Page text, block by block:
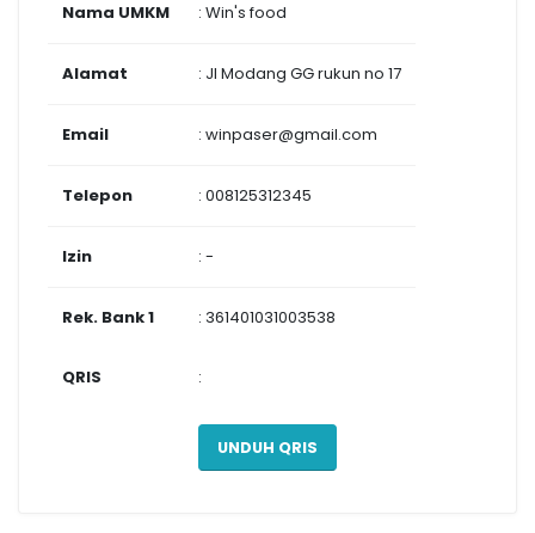
Nama UMKM
: Win's food
Alamat : Jl Modang GG rukun no 17
Email : winpaser@gmail.com
Telepon : 008125312345
Izin : -
Rek. Bank 1 : 361401031003538
QRIS :
UNDUH QRIS